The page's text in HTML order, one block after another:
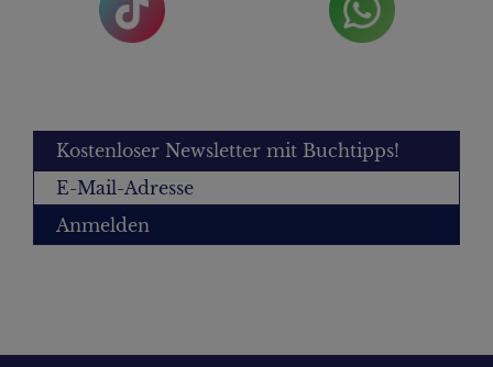
Kostenloser Newsletter mit Buchtipps!
Anmelden